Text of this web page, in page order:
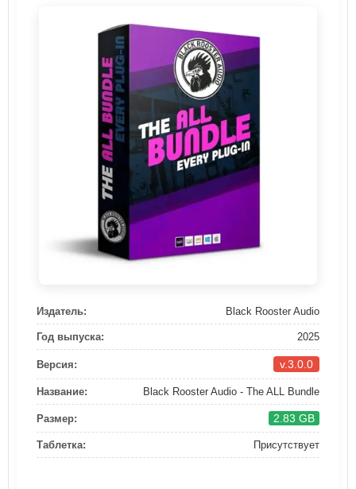
Издатель: Black Rooster Audio
Год выпуска: 2025
Версия: v.3.0.0
Название: Black Rooster Audio - The ALL Bundle
Размер: 2.83 GB
Таблетка: Присутствует